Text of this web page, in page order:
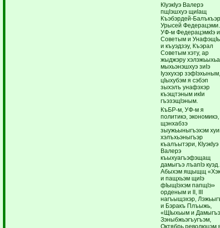
КIуэкIуэ Валерэ
пщIэшхуэ щиIащ
Къэбэрдей-
Урысей Федерацэми.
УФ-м ФедерацэмкIэ и
Советым и
и къуэдзэу, Къэрал
Советым хэту, ар
жыджэру
мыхьэнэшхуэ зиIэ
Iуэхухэр
цIыхубэм я сэбэп
зыхэлъ унафэхэр
къэщтэным икIи
гъэзэщIэным.
КъБР-м, УФ-м я
политикэ, экономикэ,
щэнхабзэ
зыужьыныгъэхэм
хэлъхьэныгъэр
къалъытэри, КIуэкIуэ
Валерэ
къыхуагъэфэщащ
дамыгъэ лъапIэ куэд.
Абыхэм ящыщщ
и пащхьэм щиIэ
фIыщIэхэм папщIэ»
орденым и II, III
нагъыщэхэр,
и Бэракъ Плъыжь,
«ЩIыхьым и
Зэныбжьэгъугъэм,
Октябрь революцэм